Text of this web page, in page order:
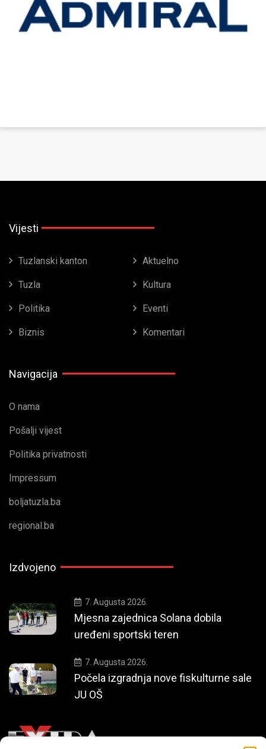
Vijesti
Tuzlanski kanton Aktuelno
Tuzla Kultura
Politika Eventi
Biznis Komentari
Navigacija
O nama
Pošalji vijest
Politika privatnosti
Impressum
boljatuzla.ba
regional.ba
Izdvojeno
7. Augusta 2026.
Mjesna zajednica Solana dobila
uređeni sportski teren
7. Augusta 2026.
Počela izgradnja nove fiskulturne sale
JU OŠ